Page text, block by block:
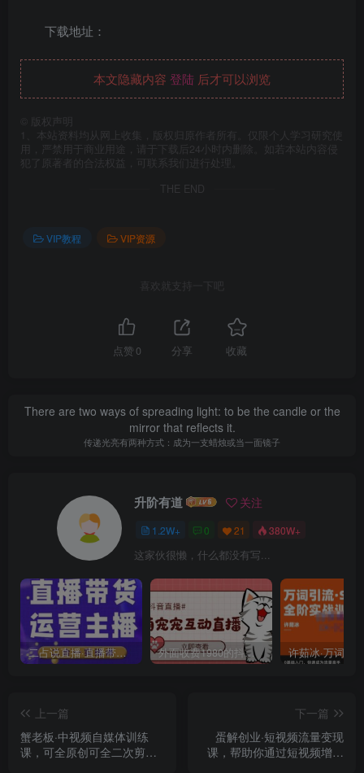
下载地址：
本文隐藏内容 登陆 后才可以浏览
版权声明
1、本站资料均从网上收集，版权归原作者所有。仅限个人学习研究使
用，严禁用于商业用途，请于下载后24小时内删除。如若本站内容侵
犯了原著者的合法权益，可联系我们进行处理。
THE END
VIP教程 VIP资源
喜欢就支持一下吧
点赞 0 分享 收藏
There are two ways of spreading light: to be the candle or the
mirror that reflects it.
传递光亮有两种方式：成为一支蜡烛或当一面镜子
升阶有道 关注
1.2W+ 0 21 380W+
这家伙很懒，什么都没有写...
二占说直播·直播带货主播运营课程，主播运营二合一实操课 外面收费1980的抖音萌宠宠直播项目，可虚拟人直播，抖音报白，实时互动直播【软件+详细教程】
上一篇
蟹老板·中视频自媒体训练
课，可全原创可全二次剪辑
下一篇
蛋解创业·短视频流量变现
课，帮助你通过短视频增加